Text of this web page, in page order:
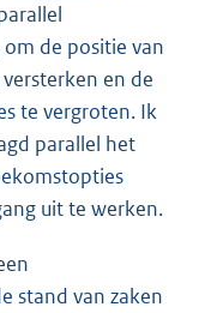
de positie van
en de
te vergroten. Ik
parallel het
uit te werken.
stand van zaken